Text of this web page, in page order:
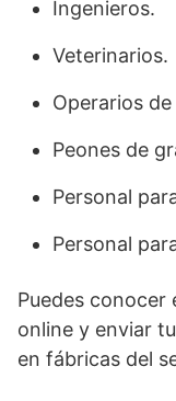
Ingenieros.
Veterinarios.
Operarios
Peones de
Personal
Personal
Puedes
online y enviar
en fábricas del